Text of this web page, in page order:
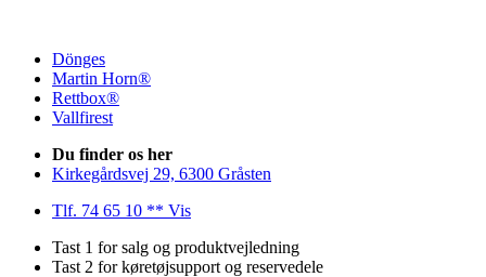
Dönges
Martin Horn®
Rettbox®
Vallfirest
Du finder os her
Kirkegårdsvej 29, 6300 Gråsten
Tlf. 74 65 10 ** Vis
Tast 1 for salg og produktvejledning
Tast 2 for køretøjsupport og reservedele